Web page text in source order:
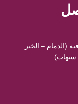
(الدمام – الخبر
سيهات)